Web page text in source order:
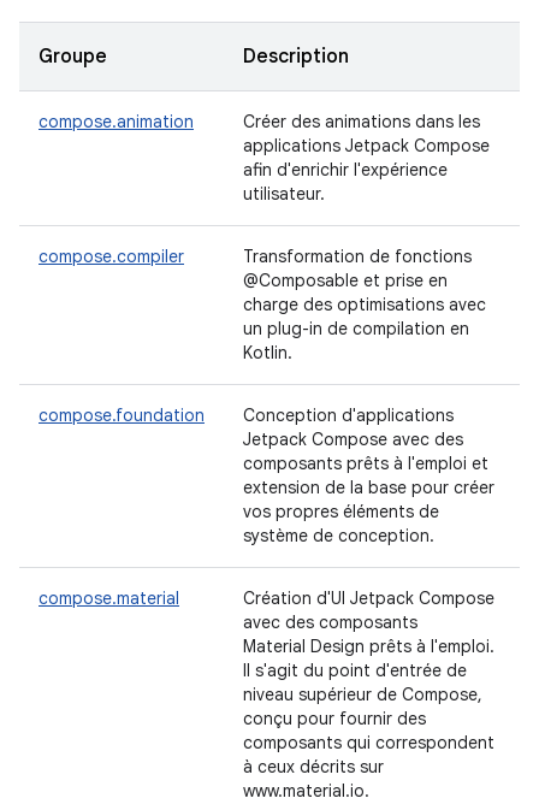
Groupe Description
compose.animation
Créer des animations dans les
applications Jetpack Compose
afin d'enrichir l'expérience
utilisateur.
compose.compiler
Transformation de fonctions
@Composable et prise en
charge des optimisations avec
un plug-in de compilation en
Kotlin.
compose.foundation
Conception d'applications
Jetpack Compose avec des
composants prêts à l'emploi et
extension de la base pour créer
vos propres éléments de
système de conception.
compose.material
Création d'UI Jetpack Compose
avec des composants
Material Design prêts à l'emploi.
Il s'agit du point d'entrée de
niveau supérieur de Compose,
conçu pour fournir des
composants qui correspondent
à ceux décrits sur
www.material.io.